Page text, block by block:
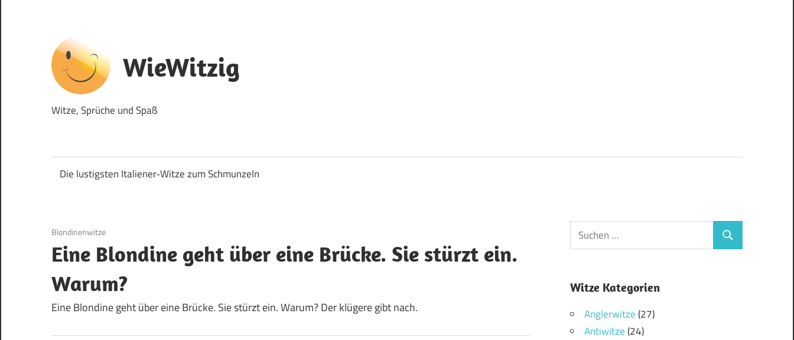
springen
WieWitzig
Witze, Sprüche und Spaß
Die lustigsten Italiener‑Witze zum Schmunzeln
19. Juni 2020
Blondinenwitze
Eine Blondine geht über eine Brücke. Sie stürzt ein.
Warum?
Eine Blondine geht über eine Brücke. Sie stürzt ein. Warum? Der klügere gibt nach.
Witze Kategorien
Anglerwitze(27)
Antiwitze(24)